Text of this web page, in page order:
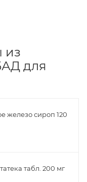
из
для
железо сироп 120
табл. 200 мг